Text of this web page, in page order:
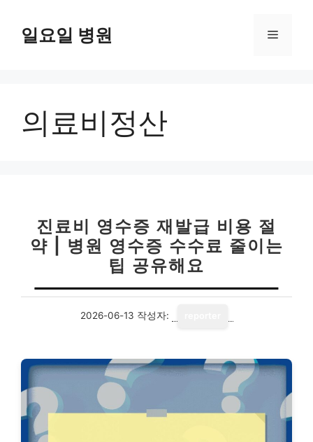
일요일 병원 메
의료비정산
진료비 영수증 재발급 비용 절
약 | 병원 영수증 수수료 줄이는
팁 공유해요
2026-06-13 작성자: